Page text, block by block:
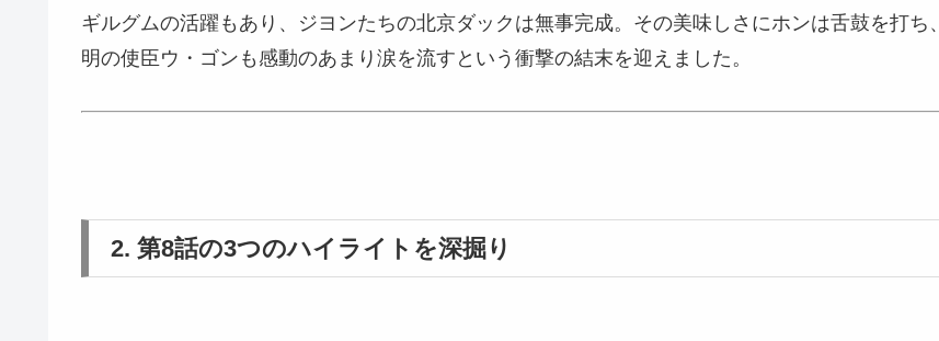
ギルグムの活躍もあり、ジヨンたちの北京ダックは無事完成。その美味しさにホンは舌鼓を打ち、
明の使臣ウ・ゴンも感動のあまり涙を流すという衝撃の結末を迎えました。
2. 第8話の3つのハイライトを深掘り